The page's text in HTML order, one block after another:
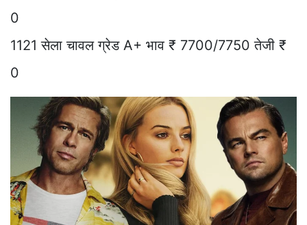
0
1121 सेला चावल ग्रेड A+ भाव ₹ 7700/7750 तेजी ₹
0